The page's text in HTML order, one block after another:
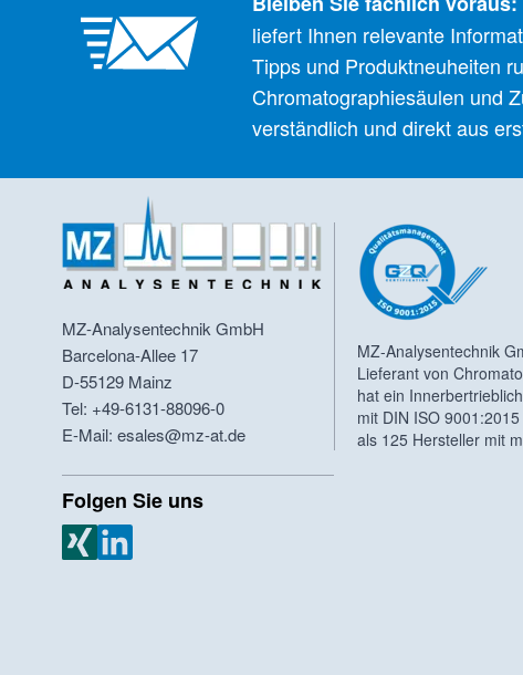
liefert Ihnen relevante
Tipps und Produktneuheiten
Chromatographiesäulen und
verständlich und direkt aus
MZ-Analysentechnik GmbH
Barcelona-Allee 17
D-55129 Mainz
Tel: +49-6131-88096-0
E-Mail: esales@mz-at.de
Folgen Sie uns
MZ Analysentechnik Xing
MZ Analysentechnik LinkedIn
MZ-Analysentechnik
Lieferant von
hat ein
mit DIN ISO
als 125 Hersteller mit